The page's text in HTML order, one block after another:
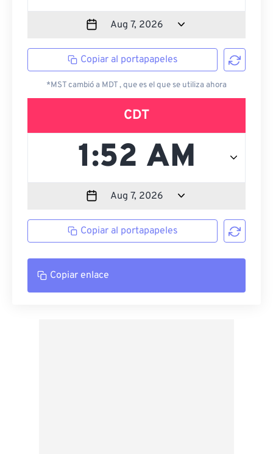
Copiar al portapapeles
*MST cambió a MDT , que es el que se utiliza ahora
CDT
Copiar al portapapeles
Copiar enlace